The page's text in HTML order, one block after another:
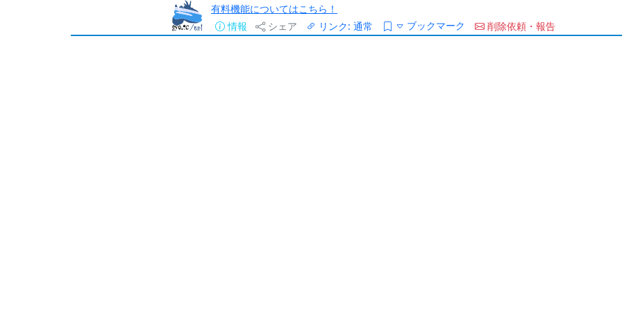
有料機能についてはこちら！
情報
シェア リンク: 通常 ブックマーク 削除依頼・報告